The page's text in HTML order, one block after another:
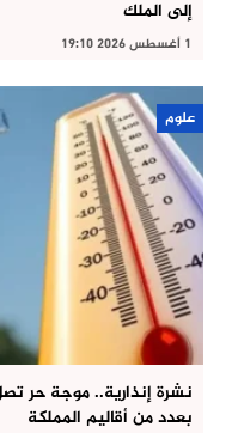
إلى الملك
1 أغسطس 2026 19:10
علوم
بعدد من أقاليم المملكة